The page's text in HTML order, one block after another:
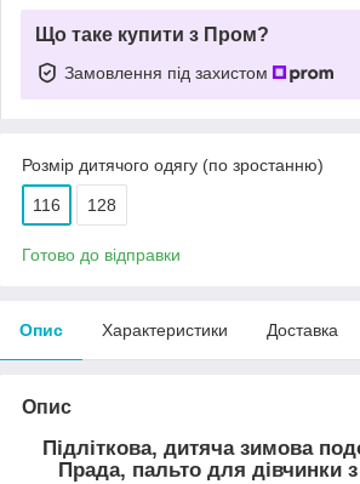
Що таке купити з Пром?
Замовлення під захистом
Розмір дитячого одягу (по зростанню)
116 128
Готово до відправки
Опис Характеристики Доставка
Опис
Підліткова, дитяча зимова
Прада, пальто для дівчинки